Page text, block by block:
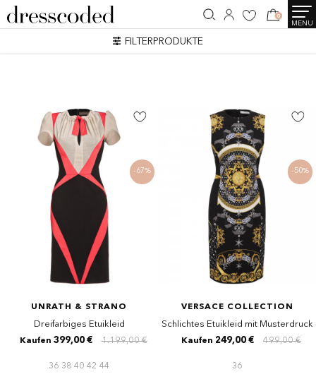
MENU
0
FILTERPRODUKTE
SEARCH RESULTS
-67%
UNRATH & STRANO
Dreifarbiges Etuikleid
1.199,00 €
Kaufen 399,00 €
36 38 40 42 44
-50%
VERSACE COLLECTION
Schlichtes Etuikleid mit Musterdruck
499,00 €
Kaufen 249,00 €
36